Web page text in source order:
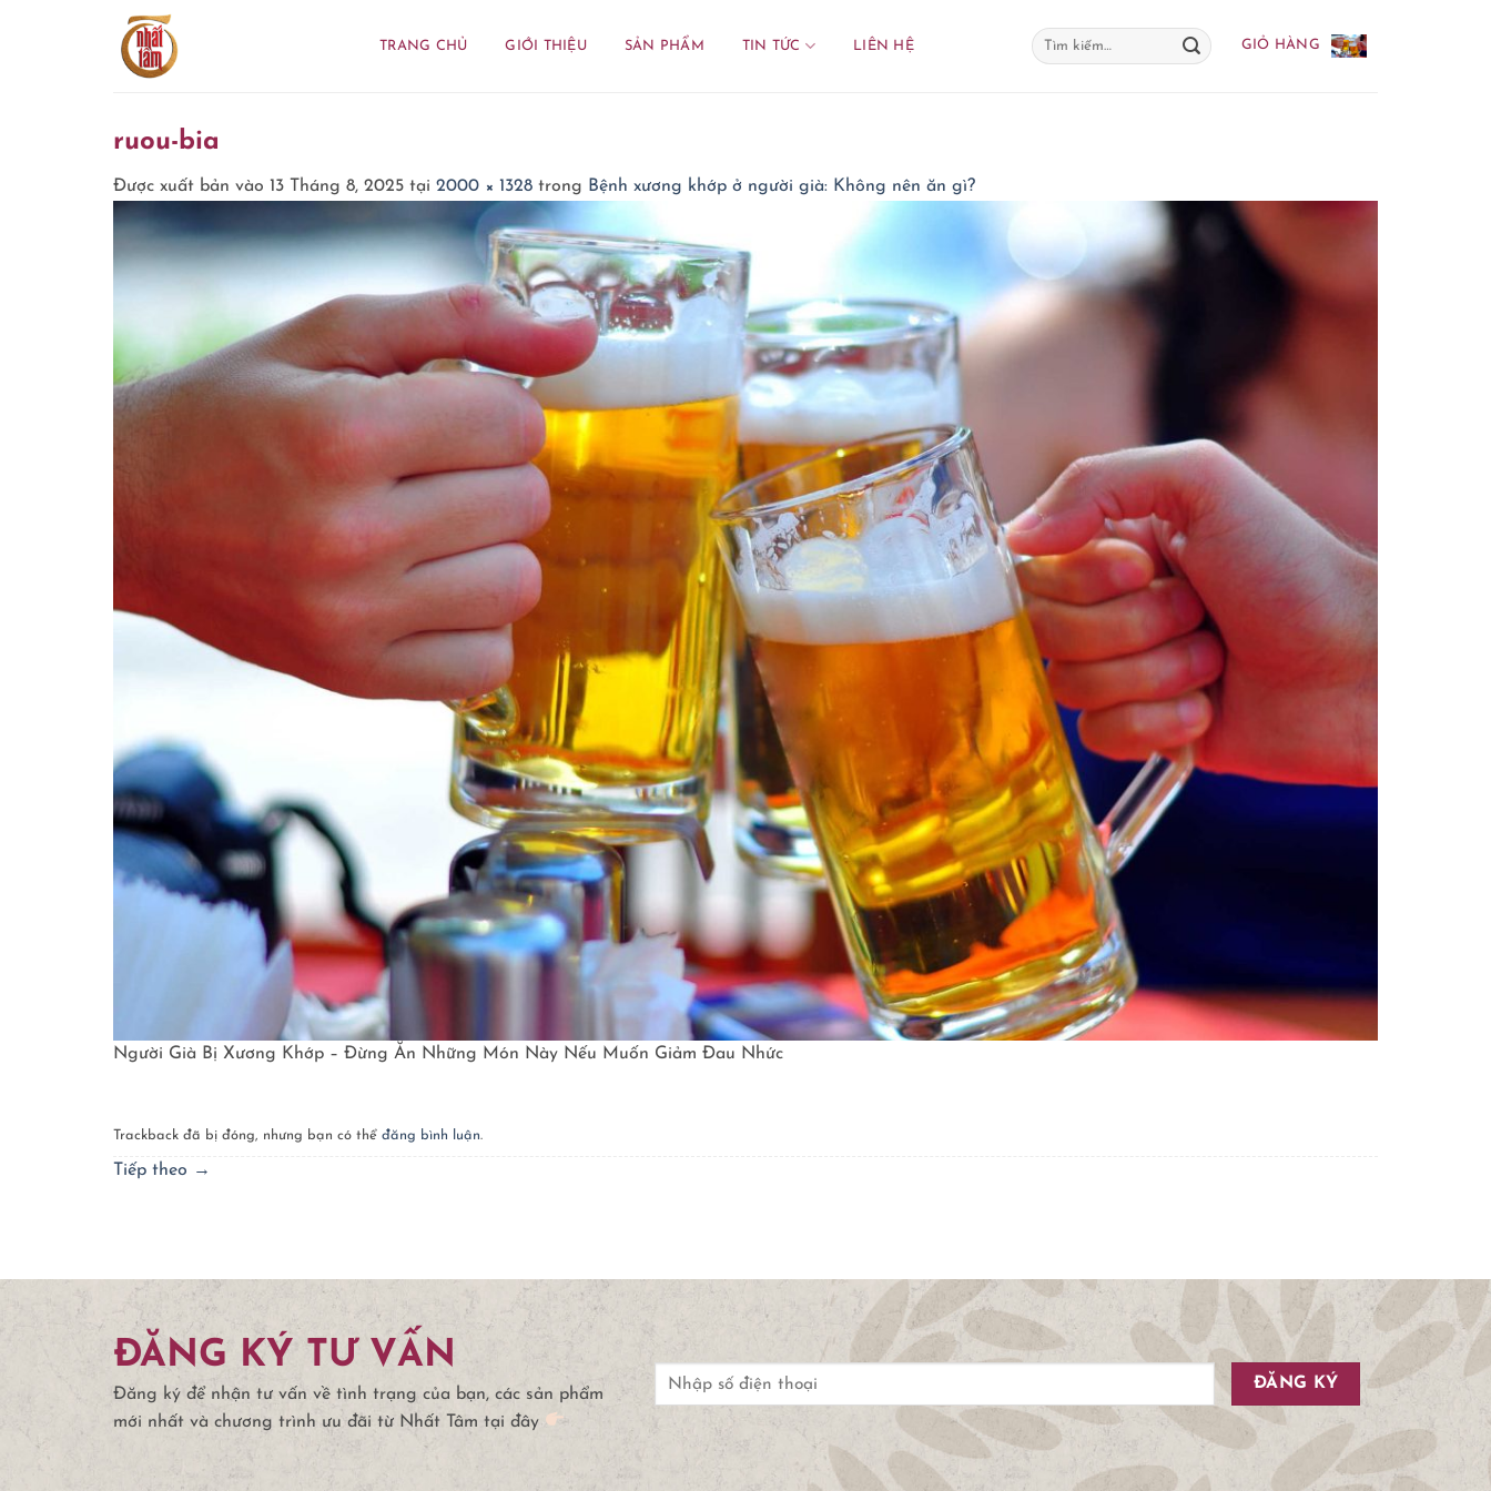
TRANG CHỦ GIỚI THIỆU SẢN PHẨM TIN TỨC LIÊN HỆ
Tìm
kiếm:
GIỎ HÀNG
ruou-bia
Được xuất bản vào 13 Tháng 8, 2025 tại 2000 × 1328 trong Bệnh xương khớp ở người già: Không nên ăn gì?
Người Già Bị Xương Khớp – Đừng Ăn Những Món Này Nếu Muốn Giảm Đau Nhức
Trackback đã bị đóng, nhưng bạn có thể đăng bình luận.
Tiếp theo →
ĐĂNG KÝ TƯ VẤN
Đăng ký để nhận tư vấn về tình trạng của bạn, các sản phẩm
mới nhất và chương trình ưu đãi từ Nhất Tâm tại đây